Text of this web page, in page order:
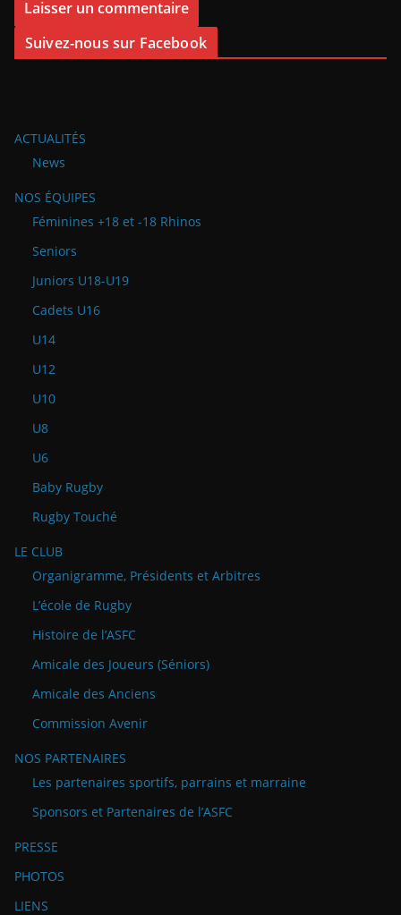
Suivez-nous sur Facebook
ACTUALITÉS
News
NOS ÉQUIPES
Féminines +18 et -18 Rhinos
Seniors
Juniors U18-U19
Cadets U16
U14
U12
U10
U8
U6
Baby Rugby
Rugby Touché
LE CLUB
Organigramme, Présidents et Arbitres
L’école de Rugby
Histoire de l’ASFC
Amicale des Joueurs (Séniors)
Amicale des Anciens
Commission Avenir
NOS PARTENAIRES
Les partenaires sportifs, parrains et marraine
Sponsors et Partenaires de l’ASFC
PRESSE
PHOTOS
LIENS